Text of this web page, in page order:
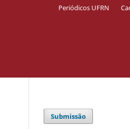
Periódicos UFRN
Submissão